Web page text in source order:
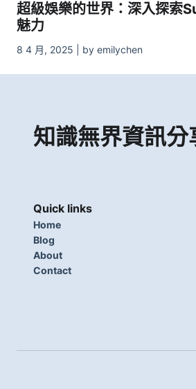
超級娛樂的世界：深入探索
魅力
8 4 月, 2025 | by emilychen
知識無界資訊分
Quick links
Home
Blog
About
Contact